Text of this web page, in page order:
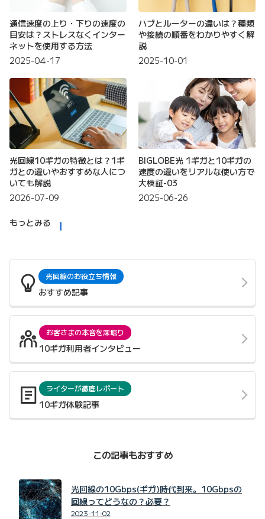
通信速度の上り・下りの速度の
目安は？ストレスなくインター
ネットを使用する方法
2025-04-17
ハブとルーターの違いは？種類
や接続の順番をわかりやすく解
説
2025-10-01
光回線10ギガの特徴とは？1ギ
ガとの違いやおすすめな人につ
いても解説
2026-07-09
BIGLOBE光 1ギガと10ギガの
速度の違いをリアルな使い方で
大検証-03
2025-06-26
もっとみる
光回線のお役立ち情報
おすすめ記事
お客さまの本音を深堀り
10ギガ利用者インタビュー
ライターが徹底レポート
10ギガ体験記事
この記事もおすすめ
光回線の10Gbps(ギガ)時代到来。10Gbpsの
回線ってどうなの？必要？
2023-11-02